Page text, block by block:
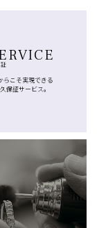
らこそ実現できる
保証サービス。